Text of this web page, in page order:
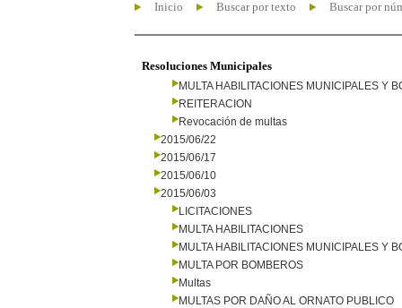
Inicio Buscar por texto Buscar por
Resoluciones Municipales
MULTA HABILITACIONES MUNICIPALES Y
REITERACION
Revocación de multas
2015/06/22
2015/06/17
2015/06/10
2015/06/03
LICITACIONES
MULTA HABILITACIONES
MULTA HABILITACIONES MUNICIPALES Y
MULTA POR BOMBEROS
Multas
MULTAS POR DAÑO AL ORNATO PUBLICO